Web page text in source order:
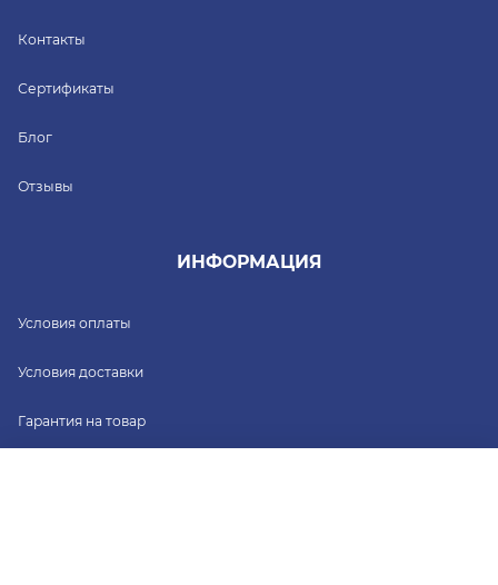
Контакты
Сертификаты
Блог
Отзывы
ИНФОРМАЦИЯ
Условия оплаты
Условия доставки
Гарантия на товар